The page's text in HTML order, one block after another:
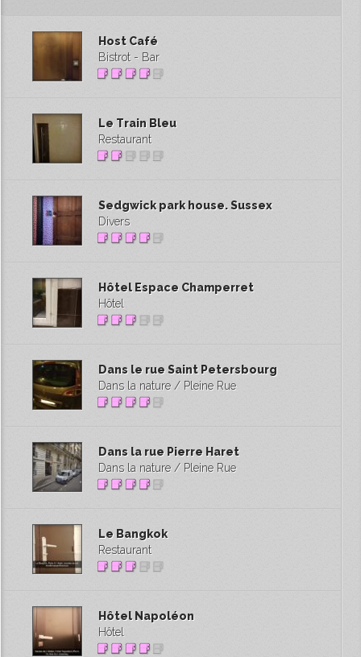
Host Café
Bistrot - Bar
Le Train Bleu
Restaurant
Sedgwick park house. Sussex
Divers
Hôtel Espace Champerret
Hôtel
Dans le rue Saint Petersbourg
Dans la nature / Pleine Rue
Dans la rue Pierre Haret
Dans la nature / Pleine Rue
Le Bangkok
Restaurant
Hôtel Napoléon
Hôtel